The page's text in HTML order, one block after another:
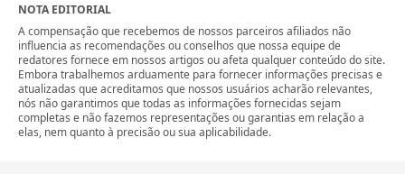
NOTA EDITORIAL
A compensação que recebemos de nossos parceiros afiliados não
influencia as recomendações ou conselhos que nossa equipe de
redatores fornece em nossos artigos ou afeta qualquer conteúdo do site.
Embora trabalhemos arduamente para fornecer informações precisas e
atualizadas que acreditamos que nossos usuários acharão relevantes,
nós não garantimos que todas as informações fornecidas sejam
completas e não fazemos representações ou garantias em relação a
elas, nem quanto à precisão ou sua aplicabilidade.